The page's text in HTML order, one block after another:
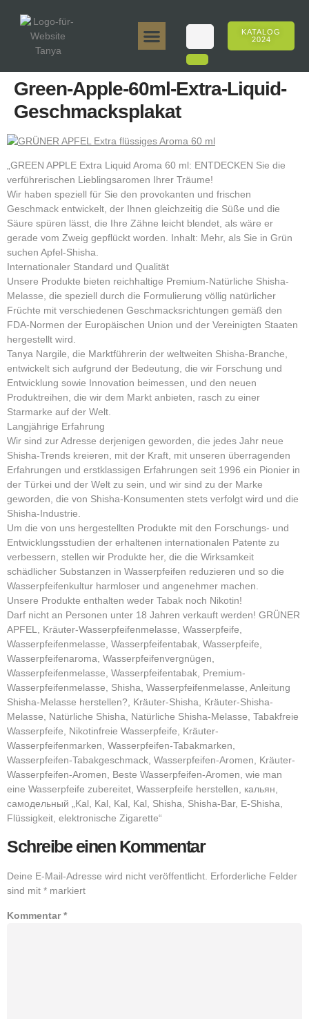
KATALOG
2024
Green-Apple-60ml-Extra-Liquid-
Geschmacksplakat
„GREEN APPLE Extra Liquid Aroma 60 ml: ENTDECKEN Sie die
verführerischen Lieblingsaromen Ihrer Träume!
Wir haben speziell für Sie den provokanten und frischen
Geschmack entwickelt, der Ihnen gleichzeitig die Süße und die
Säure spüren lässt, die Ihre Zähne leicht blendet, als wäre er
gerade vom Zweig gepflückt worden. Inhalt: Mehr, als Sie in Grün
suchen Apfel-Shisha.
Internationaler Standard und Qualität
Unsere Produkte bieten reichhaltige Premium-Natürliche Shisha-
Melasse, die speziell durch die Formulierung völlig natürlicher
Früchte mit verschiedenen Geschmacksrichtungen gemäß den
FDA-Normen der Europäischen Union und der Vereinigten Staaten
hergestellt wird.
Tanya Nargile, die Marktführerin der weltweiten Shisha-Branche,
entwickelt sich aufgrund der Bedeutung, die wir Forschung und
Entwicklung sowie Innovation beimessen, und den neuen
Produktreihen, die wir dem Markt anbieten, rasch zu einer
Starmarke auf der Welt.
Langjährige Erfahrung
Wir sind zur Adresse derjenigen geworden, die jedes Jahr neue
Shisha-Trends kreieren, mit der Kraft, mit unseren überragenden
Erfahrungen und erstklassigen Erfahrungen seit 1996 ein Pionier in
der Türkei und der Welt zu sein, und wir sind zu der Marke
geworden, die von Shisha-Konsumenten stets verfolgt wird und die
Shisha-Industrie.
Um die von uns hergestellten Produkte mit den Forschungs- und
Entwicklungsstudien der erhaltenen internationalen Patente zu
verbessern, stellen wir Produkte her, die die Wirksamkeit
schädlicher Substanzen in Wasserpfeifen reduzieren und so die
Wasserpfeifenkultur harmloser und angenehmer machen.
Unsere Produkte enthalten weder Tabak noch Nikotin!
Darf nicht an Personen unter 18 Jahren verkauft werden! GRÜNER
APFEL, Kräuter-Wasserpfeifenmelasse, Wasserpfeife,
Wasserpfeifenmelasse, Wasserpfeifentabak, Wasserpfeife,
Wasserpfeifenaroma, Wasserpfeifenvergnügen,
Wasserpfeifenmelasse, Wasserpfeifentabak, Premium-
Wasserpfeifenmelasse, Shisha, Wasserpfeifenmelasse, Anleitung
Shisha-Melasse herstellen?, Kräuter-Shisha, Kräuter-Shisha-
Melasse, Natürliche Shisha, Natürliche Shisha-Melasse, Tabakfreie
Wasserpfeife, Nikotinfreie Wasserpfeife, Kräuter-
Wasserpfeifenmarken, Wasserpfeifen-Tabakmarken,
Wasserpfeifen-Tabakgeschmack, Wasserpfeifen-Aromen, Kräuter-
Wasserpfeifen-Aromen, Beste Wasserpfeifen-Aromen, wie man
eine Wasserpfeife zubereitet, Wasserpfeife herstellen, кальян,
самодельный „Kal, Kal, Kal, Kal, Shisha, Shisha-Bar, E-Shisha,
Flüssigkeit, elektronische Zigarette“
Schreibe einen Kommentar
Deine E-Mail-Adresse wird nicht veröffentlicht. Erforderliche Felder
sind mit * markiert
Kommentar*